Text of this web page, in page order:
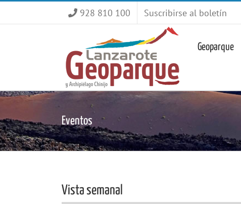
928 810 100 Suscribirse al boletín
Geoparque
Eventos
Vista semanal